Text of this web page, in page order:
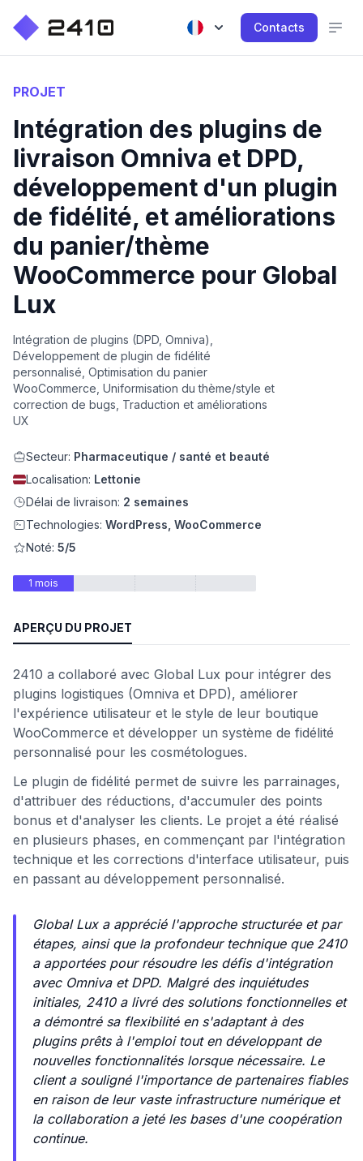
Contacts
PROJET
Intégration des plugins de
livraison Omniva et DPD,
développement d'un plugin
de fidélité, et améliorations
du panier/thème
WooCommerce pour Global
Lux
Intégration de plugins (DPD, Omniva),
Développement de plugin de fidélité
personnalisé, Optimisation du panier
WooCommerce, Uniformisation du thème/style et
correction de bugs, Traduction et améliorations
UX
Secteur: Pharmaceutique / santé et beauté
Localisation: Lettonie
Délai de livraison: 2 semaines
Technologies: WordPress, WooCommerce
Noté: 5/5
1 mois
APERÇU DU PROJET
2410 a collaboré avec Global Lux pour intégrer des
plugins logistiques (Omniva et DPD), améliorer
l'expérience utilisateur et le style de leur boutique
WooCommerce et développer un système de fidélité
personnalisé pour les cosmétologues.
Le plugin de fidélité permet de suivre les parrainages,
d'attribuer des réductions, d'accumuler des points
bonus et d'analyser les clients. Le projet a été réalisé
en plusieurs phases, en commençant par l'intégration
technique et les corrections d'interface utilisateur, puis
en passant au développement personnalisé.
Global Lux a apprécié l'approche structurée et par
étapes, ainsi que la profondeur technique que 2410
a apportées pour résoudre les défis d'intégration
avec Omniva et DPD. Malgré des inquiétudes
initiales, 2410 a livré des solutions fonctionnelles et
a démontré sa flexibilité en s'adaptant à des
plugins prêts à l'emploi tout en développant de
nouvelles fonctionnalités lorsque nécessaire. Le
client a souligné l'importance de partenaires fiables
en raison de leur vaste infrastructure numérique et
la collaboration a jeté les bases d'une coopération
continue.